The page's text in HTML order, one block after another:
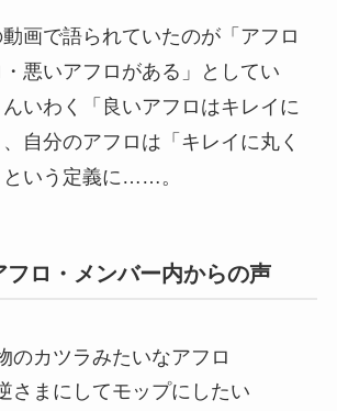
画で語られていたのが「アフロ
悪いアフロがある」としてい
いわく「良いアフロはキレイに
自分のアフロは「キレイに丸く
という定義に……。
フロ・メンバー内からの声
のカツラみたいなアフロ
さまにしてモップにしたい